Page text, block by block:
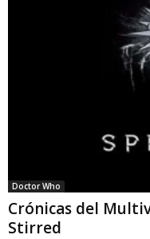
Doctor Who
Crónicas del
Stirred